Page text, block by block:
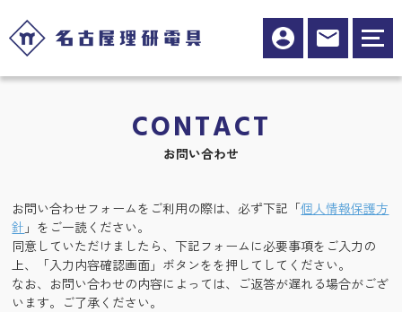
CONTACT
お問い合わせ
お問い合わせフォームをご利用の際は、必ず下記「個人情報保護方
針 」をご一読ください。
同意していただけましたら、下記フォームに必要事項をご入力の
上、「入力内容確認画面」ボタンをを押してしてください。
なお、お問い合わせの内容によっては、ご返答が遅れる場合がござ
います。ご了承ください。